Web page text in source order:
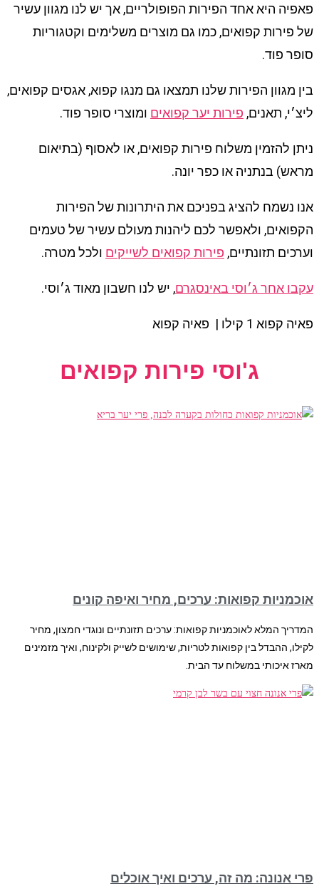
פאפיה היא אחד הפירות הפופולריים, אך יש לנו מגוון עשיר
של פירות קפואים, כמו גם מוצרים משלימים וקטגוריות
סופר פוד.
בין מגוון הפירות שלנו תמצאו גם מנגו קפוא, אגסים קפואים,
ליצ׳י, תאנים, פירות יער קפואיםומוצרי סופר פוד.
ניתן להזמין משלוח פירות קפואים, או לאסוף (בתיאום
מראש) בנתניה או כפר יונה.
אנו נשמח להציג בפניכם את היתרונות של הפירות
הקפואים, ולאפשר לכם ליהנות מעולם עשיר של טעמים
וערכים תזונתיים, פירות קפואים לשייקיםולכל מטרה.
עקבו אחר ג׳וסי באינסגרם, יש לנו חשבון מאוד ג׳וסי.
פאיה קפוא 1 קילו | פאיה קפוא
ג'וסי פירות קפואים
אוכמניות קפואות: ערכים, מחיר ואיפה קונים
המדריך המלא לאוכמניות קפואות: ערכים תזונתיים ונוגדי חמצון, מחיר
לקילו, ההבדל בין קפואות לטריות, שימושים לשייק ולקינוח, ואיך מזמינים
מארז איכותי במשלוח עד הבית.
פרי אנונה: מה זה, ערכים ואיך אוכלים